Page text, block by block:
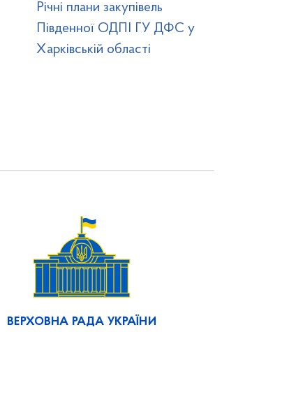
Річні плани закупівель
Південної ОДПІ ГУ ДФС у
Харківській області
ВЕРХОВНА РАДА УКРАЇНИ